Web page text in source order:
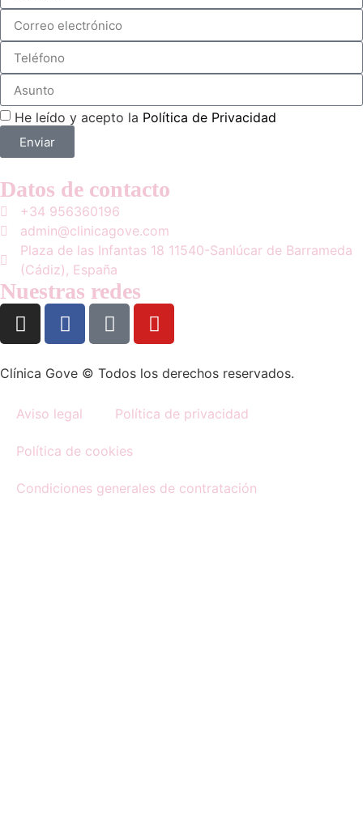
He leído y acepto la Política de Privacidad
Enviar
Datos de contacto
+34 956360196
admin@clinicagove.com
Plaza de las Infantas 18 11540-Sanlúcar de Barrameda
(Cádiz), España
Nuestras redes
Clínica Gove © Todos los derechos reservados.
Aviso legal Política de privacidad
Política de cookies
Condiciones generales de contratación